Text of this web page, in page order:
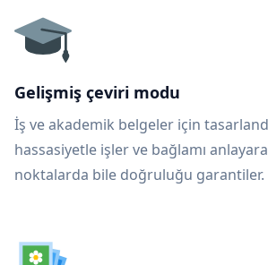
Gelişmiş çeviri modu
İş ve akademik belgeler için
hassasiyetle işler ve bağlamı
noktalarda bile doğruluğu garantiler.